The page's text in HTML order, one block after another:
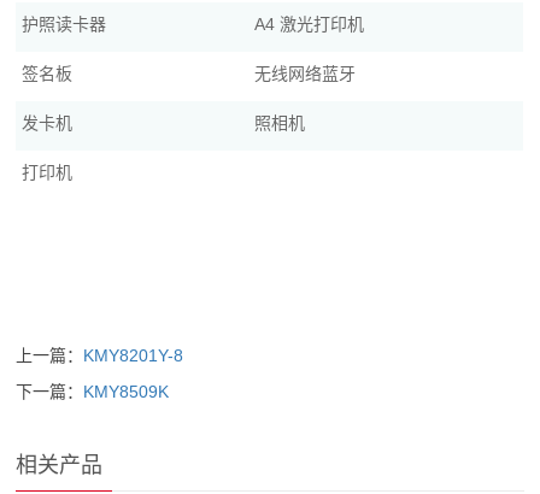
护照读卡器 A4 激光打印机
签名板 无线网络蓝牙
发卡机 照相机
打印机
上一篇： KMY8201Y-8
下一篇： KMY8509K
相关产品